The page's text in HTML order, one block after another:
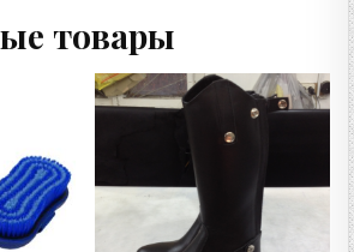
товары